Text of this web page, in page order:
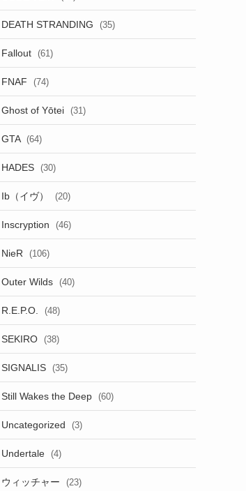
DEATH STRANDING (35)
Fallout (61)
FNAF (74)
Ghost of Yōtei (31)
GTA (64)
HADES (30)
Ib（イヴ） (20)
Inscryption (46)
NieR (106)
Outer Wilds (40)
R.E.P.O. (48)
SEKIRO (38)
SIGNALIS (35)
Still Wakes the Deep (60)
Uncategorized (3)
Undertale (4)
ウィッチャー (23)